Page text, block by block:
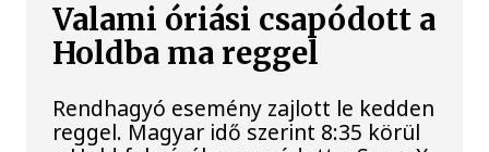
Valami óriási csapódott a
Holdba ma reggel
Rendhagyó esemény zajlott le kedden
reggel. Magyar idő szerint 8:35 körül